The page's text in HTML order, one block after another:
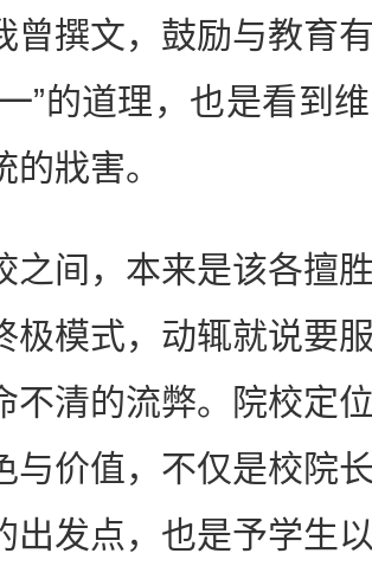
曾撰文，鼓励与教育
”的道理，也是看到
戕害。
间，本来是该各擅胜
极模式，动辄就说要
不清的流弊。院校定
与价值，不仅是校院
出发点，也是予学生